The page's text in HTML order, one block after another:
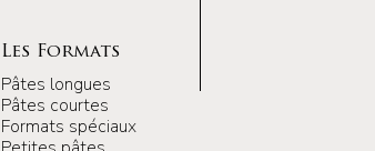
Les Formats
Pâtes longues
Pâtes courtes
Formats spéciaux